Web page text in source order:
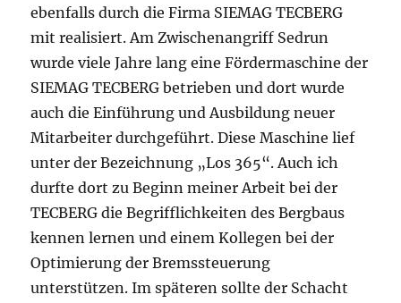
ebenfalls durch die Firma SIEMAG TECBERG
mit realisiert. Am Zwischenangriff Sedrun
wurde viele Jahre lang eine Fördermaschine der
SIEMAG TECBERG betrieben und dort wurde
auch die Einführung und Ausbildung neuer
Mitarbeiter durchgeführt. Diese Maschine lief
unter der Bezeichnung „Los 365“. Auch ich
durfte dort zu Beginn meiner Arbeit bei der
TECBERG die Begrifflichkeiten des Bergbaus
kennen lernen und einem Kollegen bei der
Optimierung der Bremssteuerung
unterstützen. Im späteren sollte der Schacht